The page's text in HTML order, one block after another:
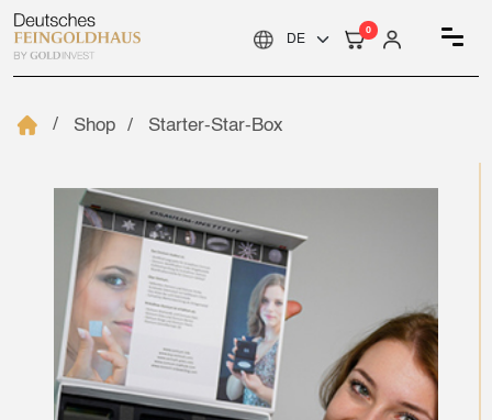
0
Shop Starter-Star-Box